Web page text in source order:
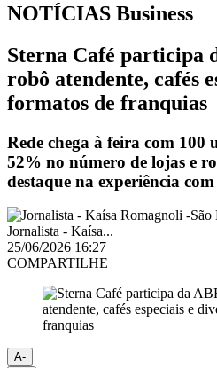
NOTÍCIAS Business
Sterna Café participa
robô atendente, cafés
formatos de franquias
Rede chega à feira com 100
52% no número de lojas e
destaque na experiência com
Jornalista - Kaísa...
25/06/2026 16:27
COMPARTILHE
A-